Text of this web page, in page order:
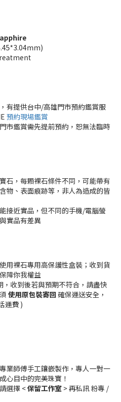
有提供台中/高雄門市預約鑑賞服
預約現場鑑賞
市鑑賞需先提前預約，恕無法臨時
石，每顆裸石條件不同，可能帶有
物、表面痕跡等，非人為造成的皆
接近實品，但不同的手機/電腦螢
實品有差異
用裸石專用高保護性盒裝；收到貨
障你我權益
，收到後若與預期不符合，請盡快
使用原包裝寄回 確保運送安全，
運費 )
專業師傅手工鑲嵌製作，專人一對一
心目中的完美珠寶！
選擇 <保留工作室 > 再私訊 粉專 /